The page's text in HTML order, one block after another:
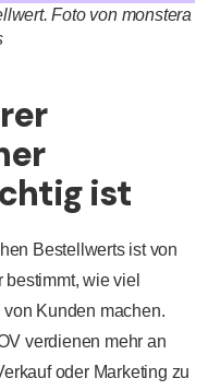
Foto von monstera
ist
Bestellwerts ist von
wie viel
Kunden machen.
verdienen mehr an
oder Marketing zu